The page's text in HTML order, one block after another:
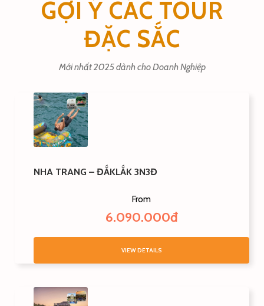
GỢI Ý CÁC TOUR
ĐẶC SẮC
Mới nhất 2025 dành cho Doanh Nghiệp
NHA TRANG – ĐẮKLẮK 3N3Đ
From
6.090.000đ
VIEW DETAILS